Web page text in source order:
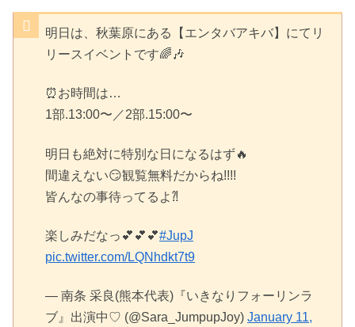
明日は、秋葉原にある【エンタバアキバ】にてリ
リースイベントです🌈🎶
⏰お時間は…
1部.13:00〜／2部.15:00〜
明日も絶対に特別な日になるはず🔥
間違えない😏観覧無料だからね!!!!
皆んなの事待ってるよ⁈
楽しみだなっ💕💕💕#JupJ
pic.twitter.com/LQNhdkt7t9
— 南条 采良(熊本代表)『いきなりフォーリンラ
ブ』出演中♡ (@Sara_JumpupJoy) January 11,